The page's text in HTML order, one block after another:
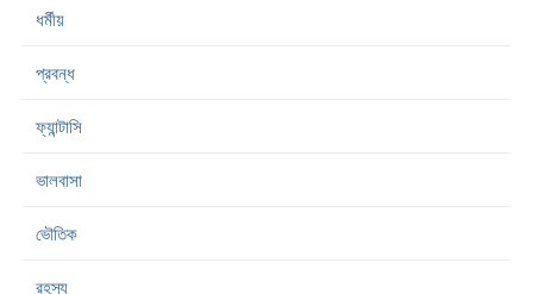
ধর্মীয়
প্রবন্ধ
ফ্যান্টাসি
ভালবাসা
ভৌতিক
রহস্য